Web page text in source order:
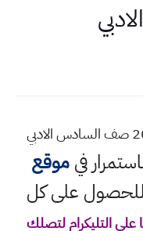
فيموقع
للحصول على كل
على التليكرام لتصلك